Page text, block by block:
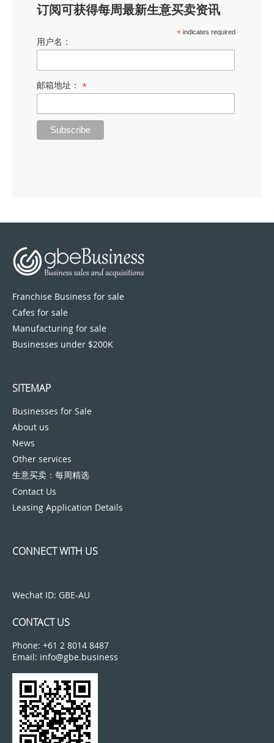
订阅可获得每周最新生意买卖资讯
*indicates required
用户名：
邮箱地址：*
Franchise Business for sale
Cafes for sale
Manufacturing for sale
Businesses under $200K
SITEMAP
Businesses for Sale
About us
News
Other services
生意买卖：每周精选
Contact Us
Leasing Application Details
CONNECT WITH US
Wechat ID: GBE-AU
CONTACT US
Phone: +61 2 8014 8487
Email: info@gbe.business